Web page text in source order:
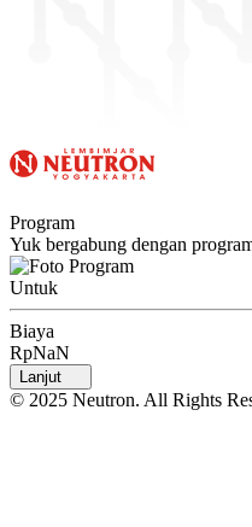
Program
Yuk bergabung dengan
Untuk
Biaya
RpNaN
Lanjut
© 2025 Neutron. All Rights